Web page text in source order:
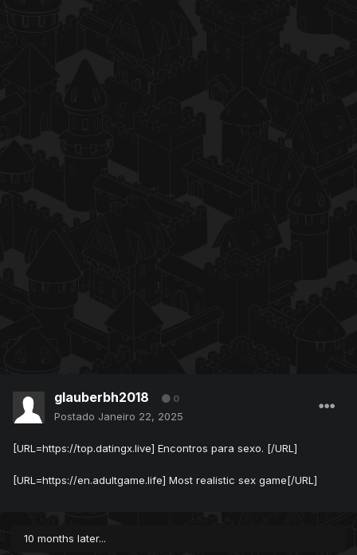
glauberbh2018 0
Postado Janeiro 22, 2025
[URL=https://top.datingx.live] Encontros para sexo. [/URL]
[URL=https://en.adultgame.life] Most realistic sex game[/URL]
10 months later...